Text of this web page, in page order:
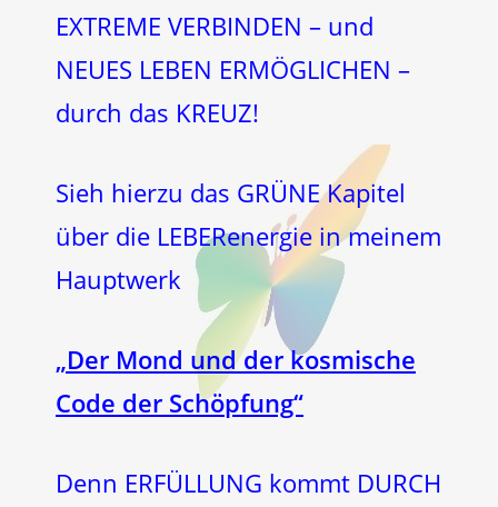
EXTREME VERBINDEN – und
NEUES LEBEN ERMÖGLICHEN –
durch das KREUZ!
Sieh hierzu das GRÜNE Kapitel
über die LEBERenergie in meinem
Hauptwerk
„Der Mond und der kosmische
Code der Schöpfung“
Denn ERFÜLLUNG kommt DURCH